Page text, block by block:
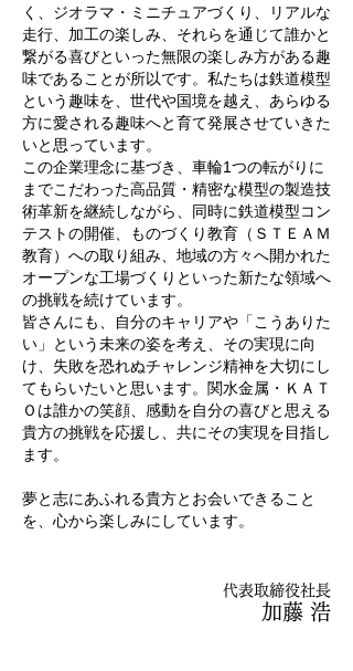
く、ジオラマ・ミニチュアづくり、リアルな
走行、加工の楽しみ、それらを通じて誰かと
繋がる喜びといった無限の楽しみ方がある趣
味であることが所以です。私たちは鉄道模型
という趣味を、世代や国境を越え、あらゆる
方に愛される趣味へと育て発展させていきた
いと思っています。
この企業理念に基づき、車輪1つの転がりに
までこだわった高品質・精密な模型の製造技
術革新を継続しながら、同時に鉄道模型コン
テストの開催、ものづくり教育（ＳＴＥＡＭ
教育）への取り組み、地域の方々へ開かれた
オープンな工場づくりといった新たな領域へ
の挑戦を続けています。
皆さんにも、自分のキャリアや「こうありた
い」という未来の姿を考え、その実現に向
け、失敗を恐れぬチャレンジ精神を大切にし
てもらいたいと思います。関水金属・ＫＡＴ
Ｏは誰かの笑顔、感動を自分の喜びと思える
貴方の挑戦を応援し、共にその実現を目指し
ます。
夢と志にあふれる貴方とお会いできること
を、心から楽しみにしています。
代表取締役社長
加藤 浩